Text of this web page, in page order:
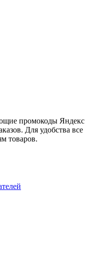
промокоды Яндекс
Для удобства все
товаров.